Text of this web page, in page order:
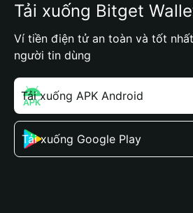
Tải xuống Bitget
Ví tiền điện tử an toàn và tốt
người tin dùng
Tải xuống APK Android
Tải xuống Google Play